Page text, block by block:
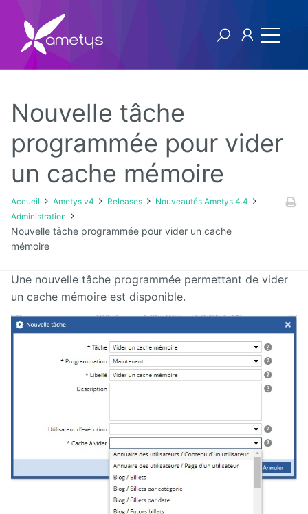
Ametys v4
Licence
Manuel
utilisateur
Manuel
d'exploitation
d'administration
paramétrage
d'intégration
Nouvelle tâche
programmée pour vider
un cache mémoire
Accueil Ametys v4 Releases
Nouveautés Ametys 4.4
Administration
Nouvelle tâche programmée pour vider un cache
mémoire
Une nouvelle tâche programmée permettant de vider
un cache mémoire est disponible.